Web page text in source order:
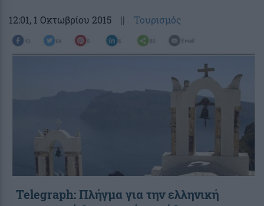
12:01, 1 Οκτωβρίου 2015 || Τουρισμός
Telegraph: Πλήγμα για την ελληνική